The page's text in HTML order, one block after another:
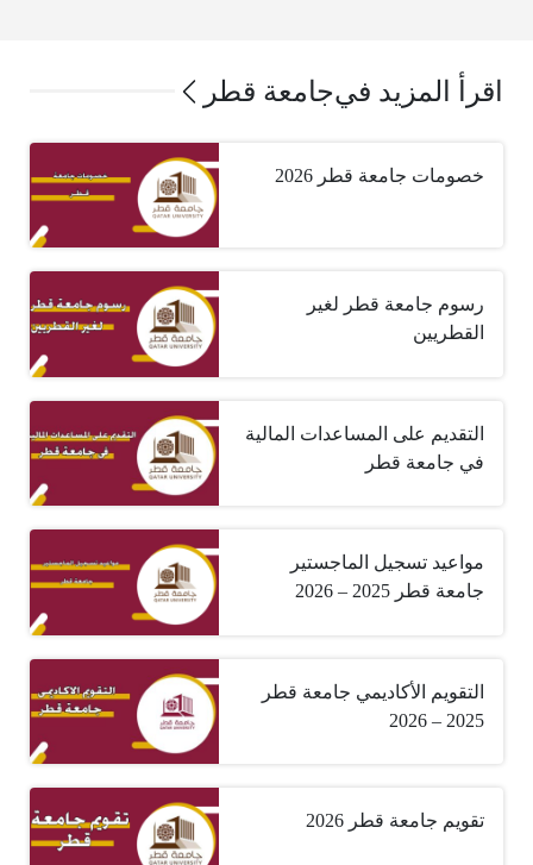
اقرأ المزيد فيجامعة قطر
خصومات جامعة قطر 2026
رسوم جامعة قطر لغير
القطريين
التقديم على المساعدات المالية
في جامعة قطر
مواعيد تسجيل الماجستير
جامعة قطر 2025 – 2026
التقويم الأكاديمي جامعة قطر
2025 – 2026
تقويم جامعة قطر 2026